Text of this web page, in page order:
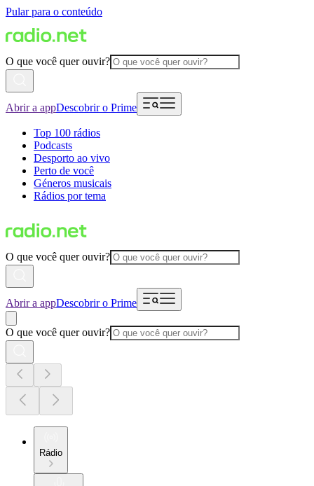
Pular para o conteúdo
O que você quer ouvir?
Abrir a appDescobrir o Prime
Top 100 rádios
Podcasts
Desporto ao vivo
Perto de você
Géneros musicais
Rádios por tema
O que você quer ouvir?
Abrir a appDescobrir o Prime
O que você quer ouvir?
Rádio